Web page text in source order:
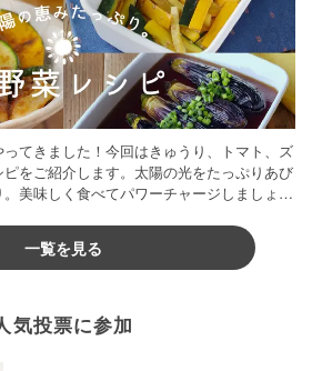
てきました！今回はきゅうり、トマト、ズ
をご紹介します。太陽の光をたっぷりあび
美味しく食べてパワーチャージしましょう
一覧を見る
気投票に参加